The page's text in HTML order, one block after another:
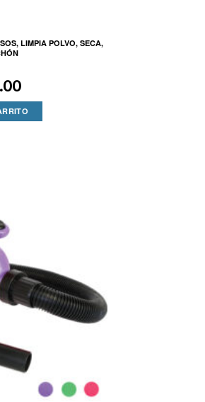
LIMPIA POLVO, SECA,